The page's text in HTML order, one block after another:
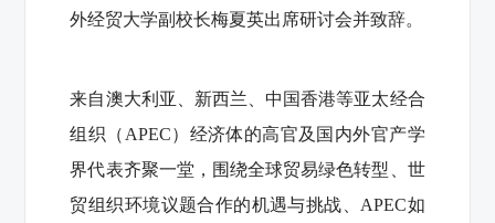
外经贸大学副校长梅夏英出席研讨会并致辞。
来自澳大利亚、新西兰、中国香港等亚太经合
组织（APEC）经济体的高官及国内外官产学
界代表齐聚一堂，围绕全球贸易绿色转型、世
贸组织环境议题合作的机遇与挑战、APEC如